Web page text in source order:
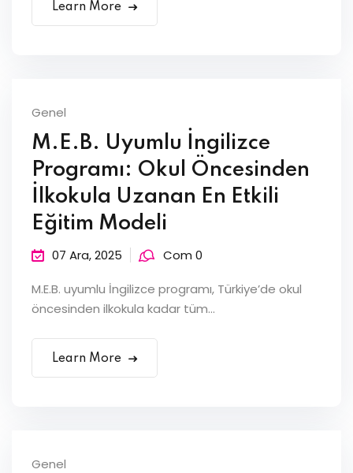
Learn More
Genel
M.E.B. Uyumlu İngilizce
Programı: Okul Öncesinden
İlkokula Uzanan En Etkili
Eğitim Modeli
07 Ara, 2025 Com 0
M.E.B. uyumlu İngilizce programı, Türkiye’de okul
öncesinden ilkokula kadar tüm...
Learn More
Genel